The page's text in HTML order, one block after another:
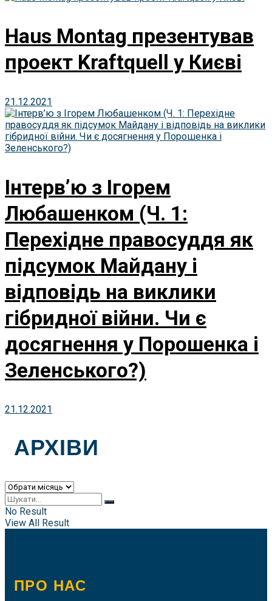
Haus Montag презентував
проект Kraftquell у Києві
21.12.2021
Інтерв’ю з Ігорем
Любашенком (Ч. 1:
Перехідне правосуддя як
підсумок Майдану і
відповідь на виклики
гібридної війни. Чи є
досягнення у Порошенка і
Зеленського?)
21.12.2021
АРХІВИ
Архіви
No Result
View All Result
ПРО НАС